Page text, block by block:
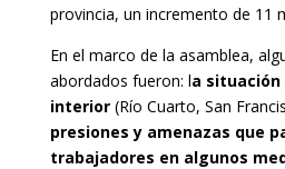
provincia, un incremento de 11
En el marco de la asamblea,
abordados fueron: la situación
interior(Río Cuarto, San
presiones y amenazas que
trabajadores en algunos